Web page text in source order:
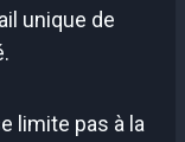
unique de
limite pas à la